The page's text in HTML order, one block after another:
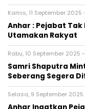
Kamis, 11 September 2025
Anhar : Pejabat Tak
Utamakan Rakyat
Rabu, 10 September 2025 -
Samri Shaputra
Seberang Segera
Selasa, 9 September 2025